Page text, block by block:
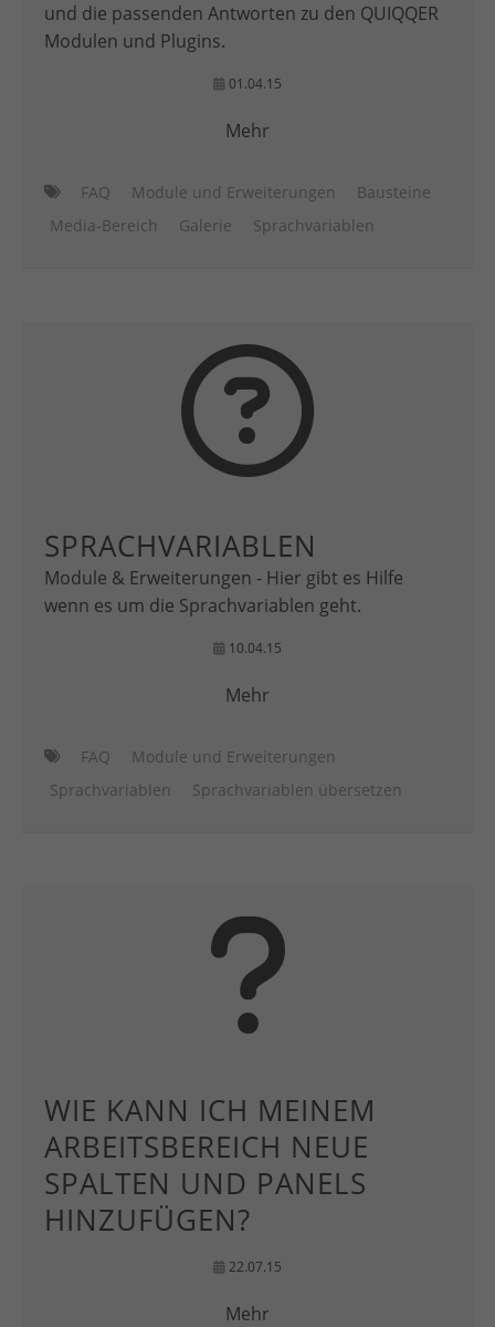
und die passenden Antworten zu den QUIQQER
Modulen und Plugins.
01.04.15
Mehr
FAQ Module und Erweiterungen
Bausteine
Media-Bereich
Galerie Sprachvariablen
SPRACHVARIABLEN
Module & Erweiterungen - Hier gibt es Hilfe
wenn es um die Sprachvariablen geht.
10.04.15
Mehr
FAQ
Module und Erweiterungen
Sprachvariablen
Sprachvariablen übersetzen
WIE KANN ICH MEINEM
ARBEITSBEREICH NEUE
SPALTEN UND PANELS
HINZUFÜGEN?
22.07.15
Mehr